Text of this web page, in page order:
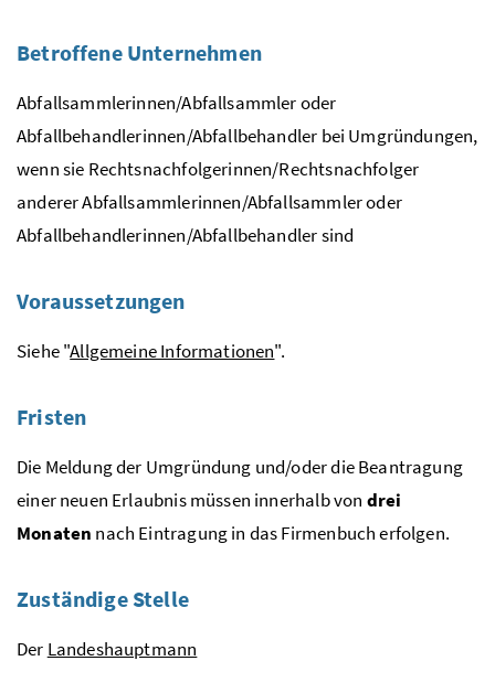
Betroffene Unternehmen
Abfallsammlerinnen/Abfallsammler oder
Abfallbehandlerinnen/Abfallbehandler bei Umgründungen,
wenn sie Rechtsnachfolgerinnen/Rechtsnachfolger
anderer Abfallsammlerinnen/Abfallsammler oder
Abfallbehandlerinnen/Abfallbehandler sind
Voraussetzungen
Siehe "Allgemeine Informationen".
Fristen
Die Meldung der Umgründung und/oder die Beantragung
einer neuen Erlaubnis müssen innerhalb von drei
Monaten nach Eintragung in das Firmenbuch erfolgen.
Zuständige Stelle
Der Landeshauptmann